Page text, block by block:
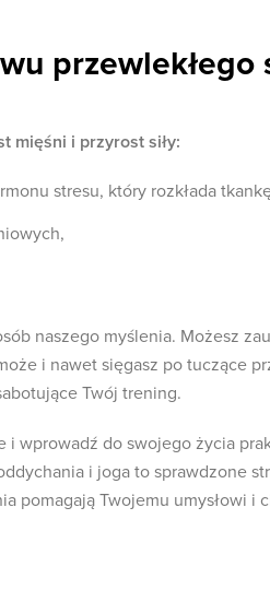
przewlekłego
mięśni i przyrost siły:
stresu, który rozkłada
naszego myślenia. Możesz
i nawet sięgasz po tuczące
Twój trening.
wprowadź do swojego życia
i joga to sprawdzone
pomagają Twojemu umysłowi i